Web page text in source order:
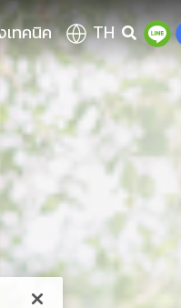
เทคนิค TH